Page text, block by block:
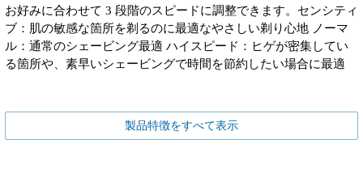
お好みに合わせて 3 段階のスピードに調整できます。センシティ
ブ：肌の敏感な箇所を剃るのに最適なやさしい剃り心地 ノーマ
ル：通常のシェービング最適 ハイスピード：ヒゲが密集してい
る箇所や、素早いシェービングで時間を節約したい場合に最適
製品特徴をすべて表示